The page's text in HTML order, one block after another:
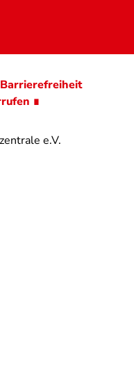
e.V.
Barrierefreiheit
∎